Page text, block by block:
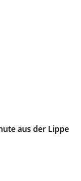
aus der Lippe